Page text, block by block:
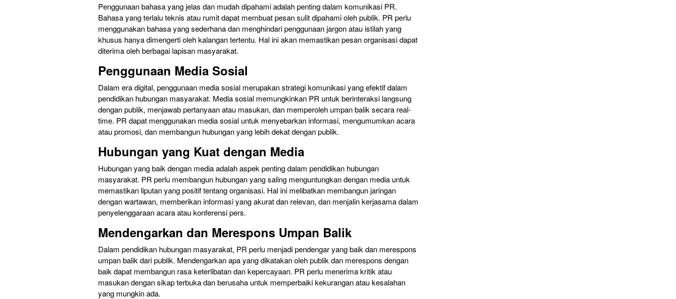
Penggunaan bahasa yang jelas dan mudah dipahami adalah penting dalam komunikasi PR.
Bahasa yang terlalu teknis atau rumit dapat membuat pesan sulit dipahami oleh publik. PR perlu
menggunakan bahasa yang sederhana dan menghindari penggunaan jargon atau istilah yang
khusus hanya dimengerti oleh kalangan tertentu. Hal ini akan memastikan pesan organisasi dapat
diterima oleh berbagai lapisan masyarakat.
Penggunaan Media Sosial
Dalam era digital, penggunaan media sosial merupakan strategi komunikasi yang efektif dalam
pendidikan hubungan masyarakat. Media sosial memungkinkan PR untuk berinteraksi langsung
dengan publik, menjawab pertanyaan atau masukan, dan memperoleh umpan balik secara real-
time. PR dapat menggunakan media sosial untuk menyebarkan informasi, mengumumkan acara
atau promosi, dan membangun hubungan yang lebih dekat dengan publik.
Hubungan yang Kuat dengan Media
Hubungan yang baik dengan media adalah aspek penting dalam pendidikan hubungan
masyarakat. PR perlu membangun hubungan yang saling menguntungkan dengan media untuk
memastikan liputan yang positif tentang organisasi. Hal ini melibatkan membangun jaringan
dengan wartawan, memberikan informasi yang akurat dan relevan, dan menjalin kerjasama dalam
penyelenggaraan acara atau konferensi pers.
Mendengarkan dan Merespons Umpan Balik
Dalam pendidikan hubungan masyarakat, PR perlu menjadi pendengar yang baik dan merespons
umpan balik dari publik. Mendengarkan apa yang dikatakan oleh publik dan merespons dengan
baik dapat membangun rasa keterlibatan dan kepercayaan. PR perlu menerima kritik atau
masukan dengan sikap terbuka dan berusaha untuk memperbaiki kekurangan atau kesalahan
yang mungkin ada.